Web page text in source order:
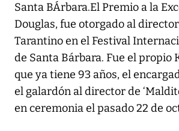
Santa BÁrbara.El Premio a la
Douglas, fue otorgado al
Tarantino en el Festival
de Santa Bárbara. Fue el propio
que ya tiene 93 años, el
el galardón al director de
en ceremonia el pasado 22 de